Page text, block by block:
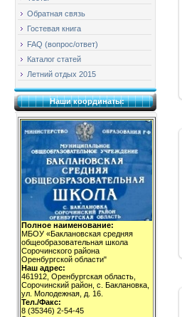
Обратная связь
Гостевая книга
FAQ (вопрос/ответ)
Каталог статей
Летний отдых 2015
Наши координаты:
Полное наименование:
МБОУ «Баклановская средняя
общеобразовательная школа
Сорочинского района
Оренбургской области"
Наш адрес:
461912, Оренбургская область,
Сорочинский район, с. Баклановка,
ул. Молодежная, д. 16.
Тел./Факс:
8 (35346) 2-54-45